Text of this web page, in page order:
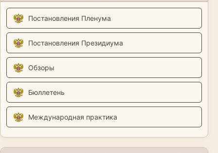
Постановления Пленума
Постановления Президиума
Обзоры
Бюллетень
Международная практика